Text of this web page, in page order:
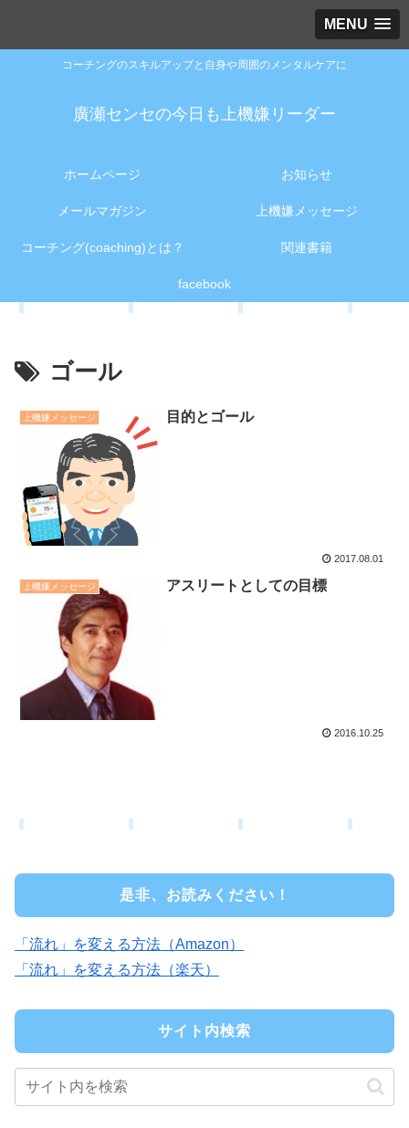
MENU
コーチングのスキルアップと自身や周囲のメンタルケアに
廣瀬センセの今日も上機嫌リーダー
ホームページ お知らせ
メールマガジン 上機嫌メッセージ
コーチング(coaching)とは？ 関連書籍
facebook
ゴール
上機嫌メッセージ 目的とゴール
2017.08.01
上機嫌メッセージ アスリートとしての目標
2016.10.25
是非、お読みください！
「流れ」を変える方法（Amazon）
「流れ」を変える方法（楽天）
サイト内検索